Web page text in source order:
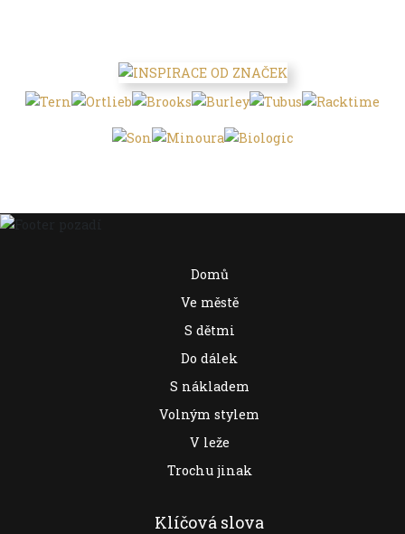
Domů
Ve městě
S dětmi
Do dálek
S nákladem
Volným stylem
V leže
Trochu jinak
Klíčová slova